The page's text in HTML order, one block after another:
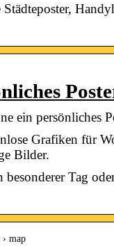
persönliches
Grafiken für
Bilder.
besonderer Tag
map